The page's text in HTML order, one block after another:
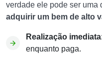
verdade ele pode ser uma
adquirir um bem de alto
Realização
enquanto paga.